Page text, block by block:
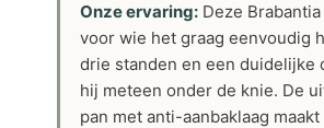
Onze ervaring: Deze
voor wie het graag eenvoudig
drie standen en een duidelijke
hij meteen onder de knie. De
pan met anti-aanbaklaag